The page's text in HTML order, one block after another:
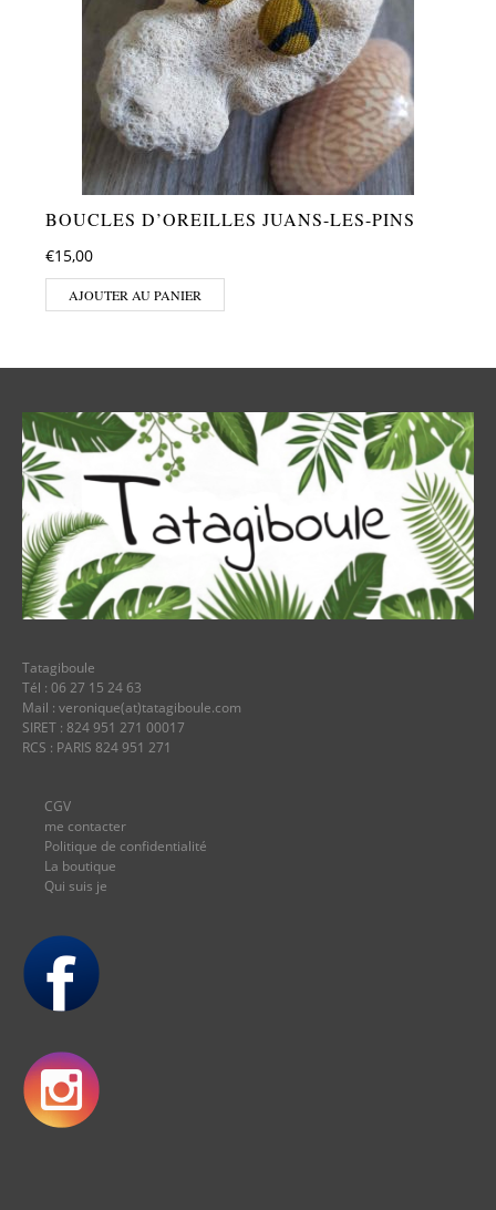
BOUCLES D’OREILLES JUANS-LES-PINS
€15,00
AJOUTER AU PANIER
Tatagiboule
Tél : 06 27 15 24 63
Mail : veronique(at)tatagiboule.com
SIRET : 824 951 271 00017
RCS : PARIS 824 951 271
CGV
me contacter
Politique de confidentialité
La boutique
Qui suis je